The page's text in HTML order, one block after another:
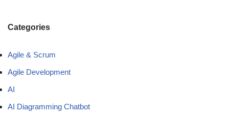
Categories
Agile & Scrum
Agile Development
AI
AI Diagramming Chatbot